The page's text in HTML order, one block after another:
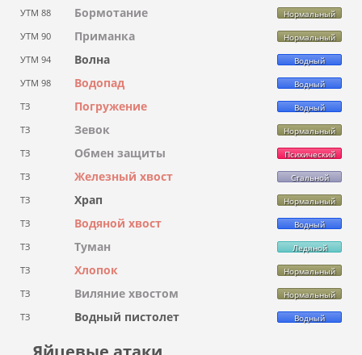
УТМ 88 Бормотание Нормальный
УТМ 90 Приманка Нормальный
УТМ 94 Волна Водный
УТМ 98 Водопад Водный
ТЗ Погружение Водный
ТЗ Зевок Нормальный
ТЗ Обмен защиты Психический
ТЗ Железный хвост Стальной
ТЗ Храп Нормальный
ТЗ Водяной хвост Водный
ТЗ Туман Ледяной
ТЗ Хлопок Нормальный
ТЗ Виляние хвостом Нормальный
ТЗ Водный пистолет Водный